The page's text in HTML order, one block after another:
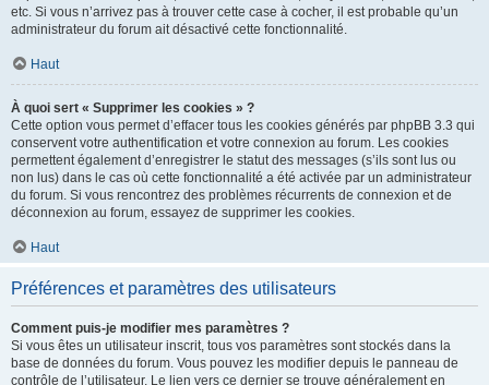
etc. Si vous n’arrivez pas à trouver cette case à cocher, il est probable qu’un
administrateur du forum ait désactivé cette fonctionnalité.
Haut
À quoi sert « Supprimer les cookies » ?
Cette option vous permet d’effacer tous les cookies générés par phpBB 3.3 qui
conservent votre authentification et votre connexion au forum. Les cookies
permettent également d’enregistrer le statut des messages (s’ils sont lus ou
non lus) dans le cas où cette fonctionnalité a été activée par un administrateur
du forum. Si vous rencontrez des problèmes récurrents de connexion et de
déconnexion au forum, essayez de supprimer les cookies.
Haut
Préférences et paramètres des utilisateurs
Comment puis-je modifier mes paramètres ?
Si vous êtes un utilisateur inscrit, tous vos paramètres sont stockés dans la
base de données du forum. Vous pouvez les modifier depuis le panneau de
contrôle de l’utilisateur. Le lien vers ce dernier se trouve généralement en